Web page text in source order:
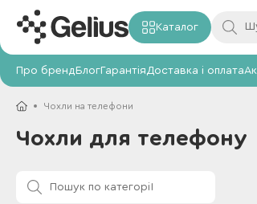
Каталог
Про брендБлогГарантія Доставка і оплата
Чохли на телефони
Чохли для телефону